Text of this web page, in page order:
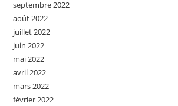
septembre 2022
août 2022
juillet 2022
juin 2022
mai 2022
avril 2022
mars 2022
février 2022